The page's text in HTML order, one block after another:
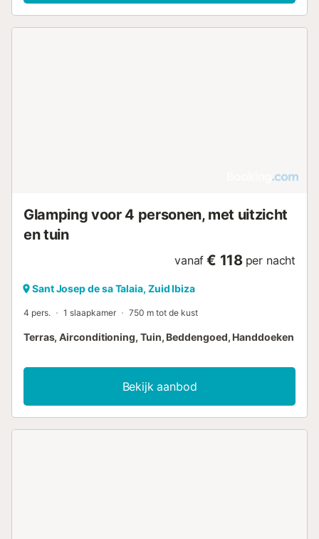
stadscentrum op 600 m afstand ligt. De locatie biedt
van de locatie en de geboden faciliteiten ondersteunt een
van de Balearen....
Glamping voor 4 personen, met uitzicht
en tuin
vanaf € 118 per nacht
Sant Josep de sa Talaia, Zuid Ibiza
4 pers. 1 slaapkamer 750 m tot de kust
Terras, Airconditioning, Tuin, Beddengoed, Handdoeken
Bekijk aanbod